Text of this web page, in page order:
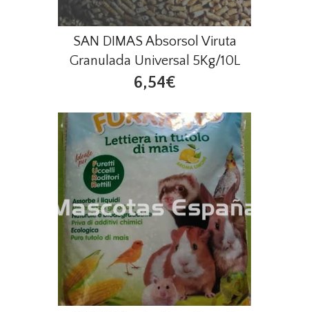
SAN DIMAS Absorsol Viruta
Granulada Universal 5Kg/10L
6,54€